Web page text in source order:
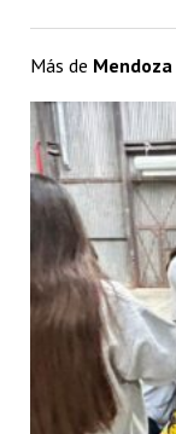
Más de Mendoza